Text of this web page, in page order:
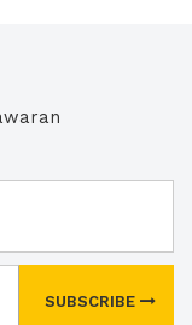
SUBSCRIBE